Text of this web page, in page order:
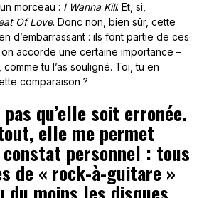
morceau : I Wanna Kill. Et, si,
Of Love. Donc non, bien sûr, cette
d’embarrassant : ils font partie de ces
accorde une certaine importance –
tu l’as souligné. Toi, tu en
comparaison ?
qu’elle soit erronée.
elle me permet
constat personnel : tous
de « rock-à-guitare »